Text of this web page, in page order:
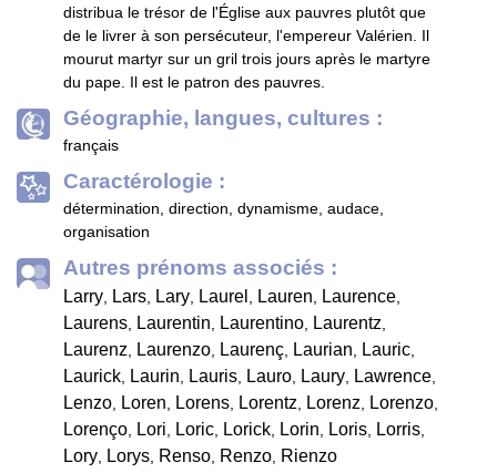
distribua le trésor de l'Église aux pauvres plutôt que
de le livrer à son persécuteur, l'empereur Valérien. Il
mourut martyr sur un gril trois jours après le martyre
du pape. Il est le patron des pauvres.
Géographie, langues, cultures :
français
Caractérologie :
détermination, direction, dynamisme, audace,
organisation
Autres prénoms associés :
Larry, Lars, Lary, Laurel , Lauren, Laurence,
Laurens, Laurentin, Laurentino, Laurentz,
Laurenz, Laurenzo, Laurenç, Laurian, Lauric,
Laurick, Laurin, Lauris, Lauro, Laury, Lawrence,
Lenzo, Loren, Lorens, Lorentz, Lorenz, Lorenzo,
Lorenço, Lori, Loric, Lorick, Lorin, Loris, Lorris,
Lory, Lorys, Renso, Renzo, Rienzo